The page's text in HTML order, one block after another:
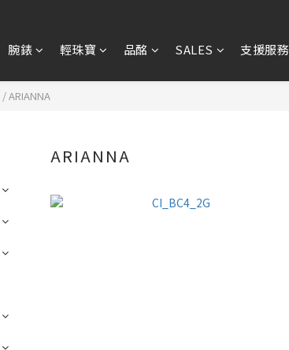
腕錶 輕珠寶 品酩 SALES 支援服務
/ARIANNA
ARIANNA